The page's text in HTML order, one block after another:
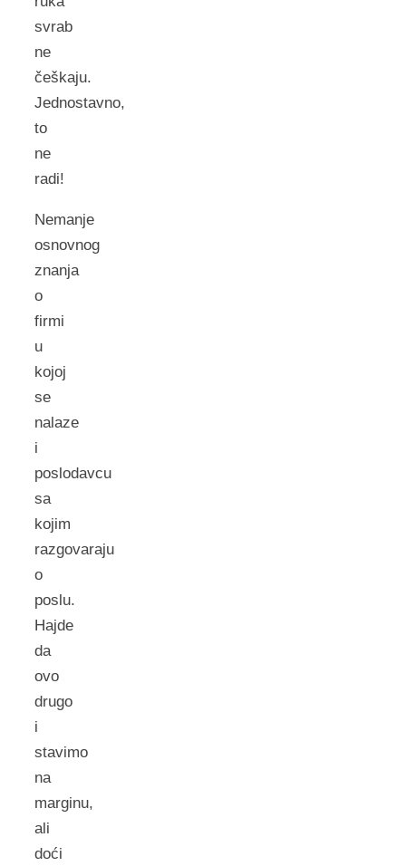
svrab
ne
češkaju.
Jednostavno,
to
ne
radi!
Nemanje
osnovnog
znanja
o
firmi
u
kojoj
se
nalaze
i
poslodavcu
sa
kojim
razgovaraju
o
poslu.
Hajde
da
ovo
drugo
i
stavimo
na
marginu,
ali
doći